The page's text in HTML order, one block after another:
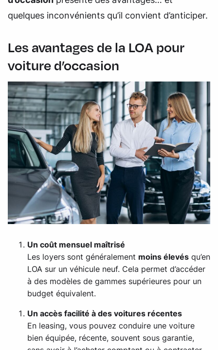
quelques inconvénients qu’il convient d’anticiper.
Les avantages de la LOA pour
voiture d’occasion
Un coût mensuel maîtrisé
Les loyers sont généralement moins élevés qu’en
LOA sur un véhicule neuf. Cela permet d’accéder
à des modèles de gammes supérieures pour un
budget équivalent.
Un accès facilité à des voitures récentes
En leasing, vous pouvez conduire une voiture
bien équipée, récente, souvent sous garantie,